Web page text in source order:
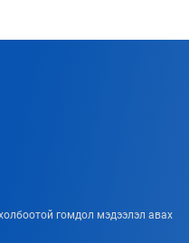
гомдол мэдээлэл авах